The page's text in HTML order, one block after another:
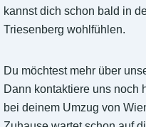
kannst dich schon bald in
Triesenberg wohlfühlen.
Du möchtest mehr über
Dann kontaktiere uns noch
bei deinem Umzug von